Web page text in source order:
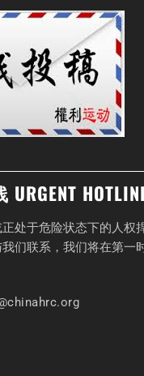
处于危险状态下的人权
们联系，我们将在第一
.org